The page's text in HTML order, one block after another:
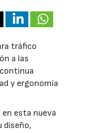
tráfico
a las
y ergonomía
en esta nueva
diseño,